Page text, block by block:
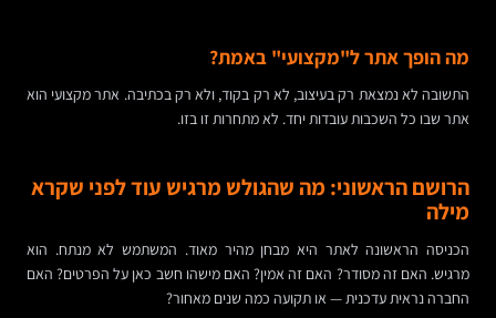
מה הופך אתר ל"מקצועי" באמת?
התשובה לא נמצאת רק בעיצוב, לא רק בקוד, ולא רק בכתיבה. אתר מקצועי הוא
אתר שבו כל השכבות עובדות יחד. לא מתחרות זו בזו.
הרושם הראשוני: מה שהגולש מרגיש עוד לפני שקרא
מילה
הכניסה הראשונה לאתר היא מבחן מהיר מאוד. המשתמש לא מנתח. הוא
מרגיש. האם זה מסודר? האם זה אמין? האם מישהו חשב כאן על הפרטים? האם
החברה נראית עדכנית — או תקועה כמה שנים מאחור?